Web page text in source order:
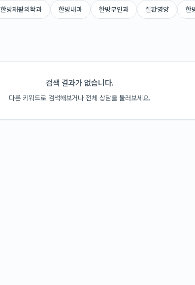
한방재활의학과 한방내과 한방부인과 질환영양 한
검색 결과가 없습니다.
다른 키워드로 검색해보거나 전체 상담을 둘러보세요.